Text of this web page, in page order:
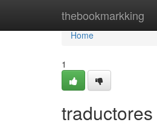
thebookmarkking
Home
Home
1